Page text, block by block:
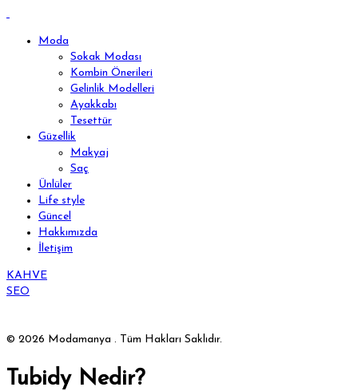
Moda
Sokak Modası
Kombin Önerileri
Gelinlik Modelleri
Ayakkabı
Tesettür
Güzellik
Makyaj
Saç
Ünlüler
Life style
Güncel
Hakkımızda
İletişim
KAHVE
SEO
© 2026 Modamanya . Tüm Hakları Saklıdır.
Tubidy Nedir?